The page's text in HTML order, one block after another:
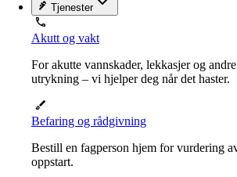
Tjenester
Akutt og vakt
For akutte vannskader, lekkasjer og
utrykning – vi hjelper deg når det haster.
Befaring og rådgivning
Bestill en fagperson hjem for vurdering
oppstart.